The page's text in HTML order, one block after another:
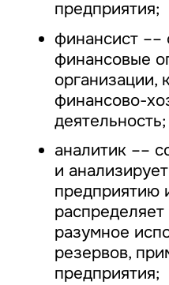
предприятия;
финансист ––
финансовые
организации,
финансово-
деятельность;
аналитик ––
и
предприятию
разумное
резервов,
предприятия;